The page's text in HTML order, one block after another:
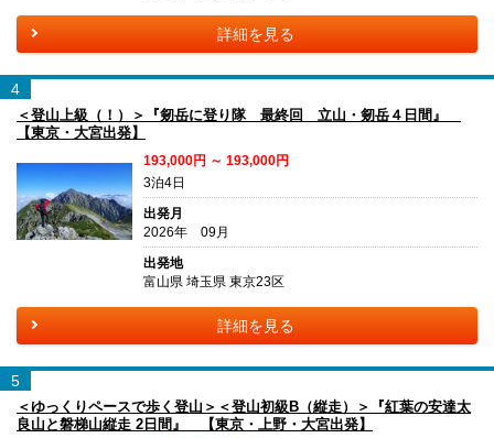
詳細を見る
4
＜登山上級（！）＞『剱岳に登り隊 最終回 立山・剱岳４日間』
【東京・大宮出発】
193,000円 ～ 193,000円
3泊4日
出発月
2026年 09月
出発地
富山県 埼玉県 東京23区
詳細を見る
5
＜ゆっくりペースで歩く登山＞＜登山初級B（縦走）＞『紅葉の安達太
良山と磐梯山縦走 2日間』 【東京・上野・大宮出発】